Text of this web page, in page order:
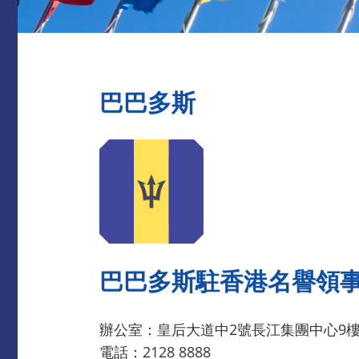
巴巴多斯
巴巴多斯駐香港名譽領
辦公室：皇后大道中2號長江集團中心9
電話：2128 8888